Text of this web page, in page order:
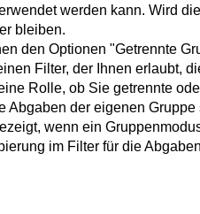
werden kann. Wird
bleiben.
den Optionen "Getrennte
Filter, der Ihnen erlaubt,
Rolle, ob Sie getrennte
Abgaben der eigenen
wenn ein
im Filter für die